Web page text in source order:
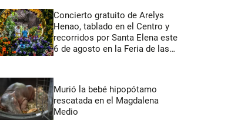
Concierto gratuito de Arelys
Henao, tablado en el Centro y
recorridos por Santa Elena este
6 de agosto en la Feria de las
Murió la bebé hipopótamo
rescatada en el Magdalena
Medio